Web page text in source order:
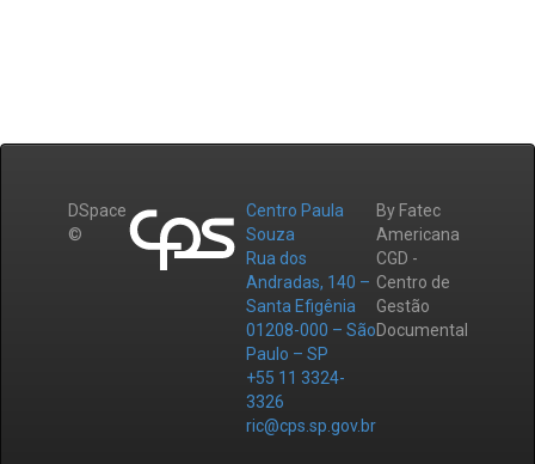
DSpace
©
Centro Paula
Souza
Rua dos
Andradas, 140 –
Santa Efigênia
01208-000 – São
Paulo – SP
+55 11 3324-
3326
ric@cps.sp.gov.br
By Fatec
Americana
CGD -
Centro de
Gestão
Documental